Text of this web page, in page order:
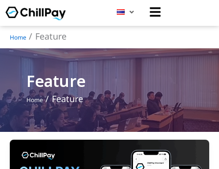
Skip
content
Menu
Home Feature
Feature
Home Feature